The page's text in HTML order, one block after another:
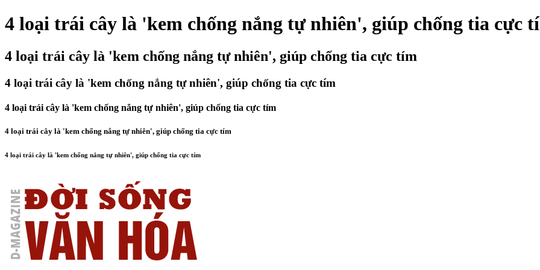
4 loại trái cây là 'kem chống nắng tự nhiên', giúp chống tia cực
4 loại trái cây là 'kem chống nắng tự nhiên', giúp chống tia cực tím
4 loại trái cây là 'kem chống nắng tự nhiên', giúp chống tia cực tím
4 loại trái cây là 'kem chống nắng tự nhiên', giúp chống tia cực tím
4 loại trái cây là 'kem chống nắng tự nhiên', giúp chống tia cực tím
4 loại trái cây là 'kem chống nắng tự nhiên', giúp chống tia cực tím